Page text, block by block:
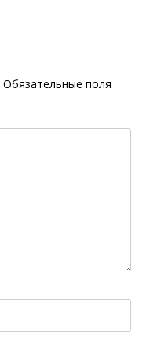
Обязательные поля